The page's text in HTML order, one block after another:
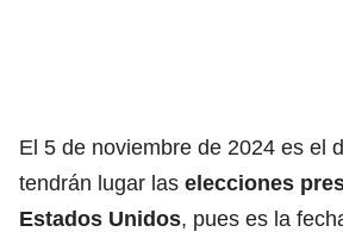
El 5 de noviembre de 2024 es el
tendrán lugar las elecciones
Estados Unidos, pues es la